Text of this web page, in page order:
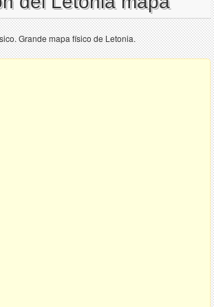
Grande mapa físico de Letonia.